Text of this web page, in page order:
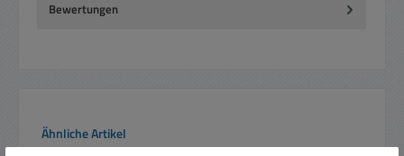
Bewertungen
Produktgalerie überspringen
Ähnliche Artikel